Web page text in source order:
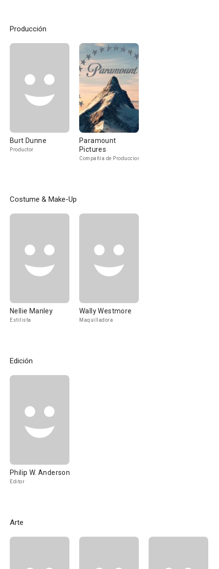
Producción
Burt Dunne
Productor
Paramount
Pictures
Compañía de Produccion
Costume & Make-Up
Nellie Manley
Estilista
Wally Westmore
Maquilladora
Edición
Philip W. Anderson
Editor
Arte